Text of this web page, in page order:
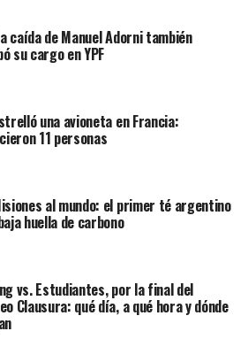
caída de Manuel Adorni también
su cargo en YPF
una avioneta en Francia:
11 personas
al mundo: el primer té argentino
huella de carbono
vs. Estudiantes, por la final del
Clausura: qué día, a qué hora y dónde